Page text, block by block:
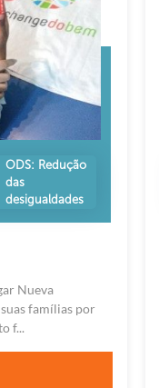
ODS: Redução
das
desigualdades
Nueva
famílias por
f...